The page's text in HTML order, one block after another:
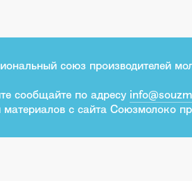
союз производителей
сообщайте по адресу
материалов с сайта Союзмолоко